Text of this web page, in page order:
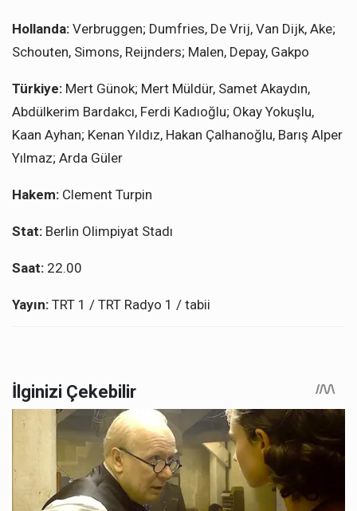
Hollanda: Verbruggen; Dumfries, De Vrij, Van Dijk, Ake;
Schouten, Simons, Reijnders; Malen, Depay, Gakpo
Türkiye: Mert Günok; Mert Müldür, Samet Akaydın,
Abdülkerim Bardakcı, Ferdi Kadıoğlu; Okay Yokuşlu,
Kaan Ayhan; Kenan Yıldız, Hakan Çalhanoğlu, Barış Alper
Yılmaz; Arda Güler
Hakem: Clement Turpin
Stat: Berlin Olimpiyat Stadı
Saat: 22.00
Yayın: TRT 1 / TRT Radyo 1 / tabii